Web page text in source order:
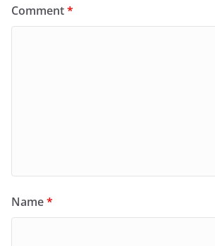
Comment*
Name*